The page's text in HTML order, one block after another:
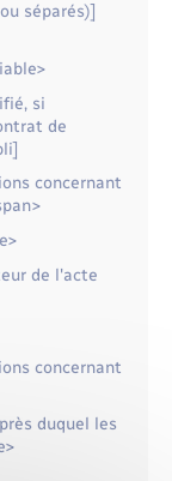
séparés)]
si
de
concernant
de l'acte
concernant
duquel les